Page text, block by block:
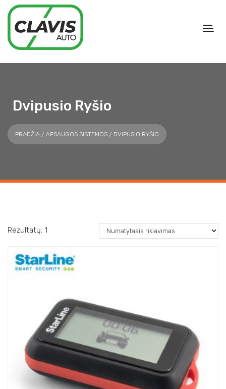
Dvipusio Ryšio
PRADŽIA / APSAUGOS SISTEMOS / DVIPUSIO RYŠIO
Rezultatų: 1